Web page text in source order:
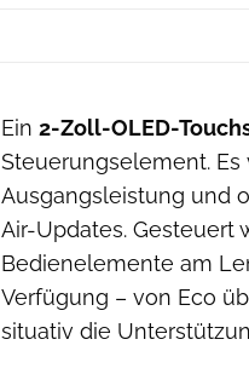
Ein 2-Zoll-OLED-
Steuerungselement.
Ausgangsleistung und
Air-Updates. Gesteuert
Bedienelemente am
Verfügung – von Eco
situativ die